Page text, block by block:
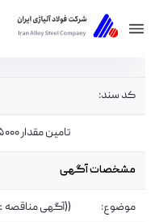
کد سند:
تامین مقدار 5000 تن فروسیلیکو منگنز
مشخصات آگهی
موضوع: ((آگهی مناقصه عمومی